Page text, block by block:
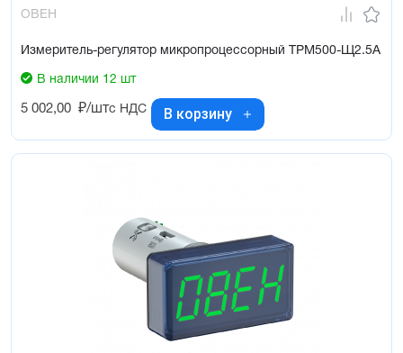
ОВЕН
Измеритель-регулятор микропроцессорный ТРМ500-Щ2.5А
В наличии 12 шт
5 002,00 ₽/штс НДС В корзину